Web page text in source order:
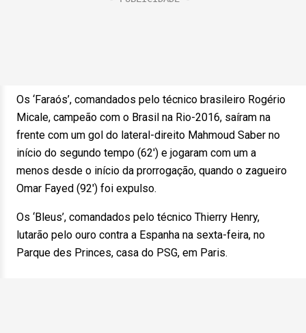
Os ‘Faraós’, comandados pelo técnico brasileiro Rogério
Micale, campeão com o Brasil na Rio-2016, saíram na
frente com um gol do lateral-direito Mahmoud Saber no
início do segundo tempo (62′) e jogaram com um a
menos desde o início da prorrogação, quando o zagueiro
Omar Fayed (92′) foi expulso.
Os ‘Bleus’, comandados pelo técnico Thierry Henry,
lutarão pelo ouro contra a Espanha na sexta-feira, no
Parque des Princes, casa do PSG, em Paris.